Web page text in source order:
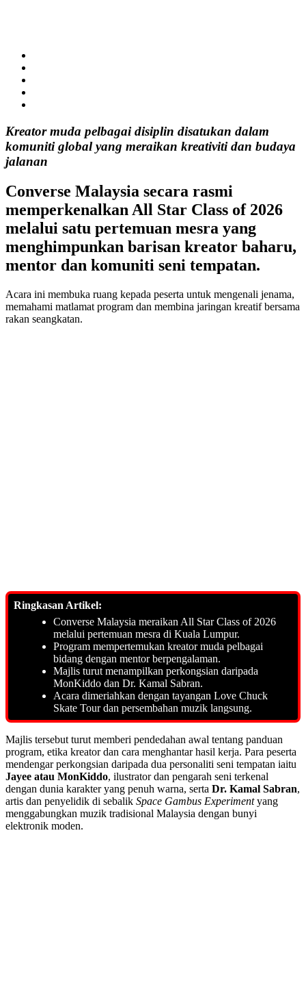
Kreator muda pelbagai disiplin disatukan dalam
komuniti global yang meraikan kreativiti dan budaya
jalanan
Converse Malaysia secara rasmi
memperkenalkanAll Star Class of 2026
melalui satu pertemuan mesra yang
menghimpunkan barisan kreator baharu,
mentor dan komuniti seni tempatan.
Acara ini membuka ruang kepada peserta untuk mengenali jenama,
memahami matlamat program dan membina jaringan kreatif bersama
rakan seangkatan.
Ringkasan Artikel:
Converse Malaysia meraikan All Star Class of 2026
melalui pertemuan mesra di Kuala Lumpur.
Program mempertemukan kreator muda pelbagai
bidang dengan mentor berpengalaman.
Majlis turut menampilkan perkongsian daripada
MonKiddo dan Dr. Kamal Sabran.
Acara dimeriahkan dengan tayangan Love Chuck
Skate Tour dan persembahan muzik langsung.
Majlis tersebut turut memberi pendedahan awal tentang panduan
program, etika kreator dan cara menghantar hasil kerja. Para peserta
mendengar perkongsian daripada dua personaliti seni tempatan iaitu
Jayee atau MonKiddo, ilustrator dan pengarah seni terkenal
dengan dunia karakter yang penuh warna, serta Dr. Kamal Sabran,
artis dan penyelidik di sebalik Space Gambus Experimentyang
menggabungkan muzik tradisional Malaysia dengan bunyi
elektronik moden.